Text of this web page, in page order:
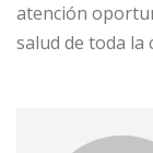
atención
salud de toda la